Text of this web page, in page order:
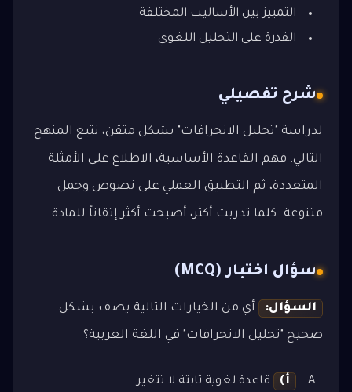
التمييز بين الأساليب المختلفة
القدرة على التحليل اللغوي
شرح تفصيلي
لدراسة "تحليل الانحرافات" بشكل متقن، نتبع المنهج
التالي: فهم القاعدة الأساسية، الاطلاع على الأمثلة
المتعددة، ثم التطبيق العملي على نصوص وجمل
متنوعة. كلما تدربت أكثر، أصبحت أكثر إتقاناً للمادة.
سؤال اختبار (MCQ)
السؤال: أي من الخيارات التالية يصف بشكل
صحيح "تحليل الانحرافات" في اللغة العربية؟
أ)
قاعدة لغوية ثابتة لا تتغير